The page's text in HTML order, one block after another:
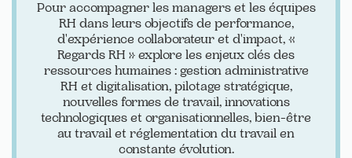
Pour accompagner les managers et les équipes
RH dans leurs objectifs de performance,
d'expérience collaborateur et d'impact, «
Regards RH » explore les enjeux clés des
ressources humaines : gestion administrative
RH et digitalisation, pilotage stratégique,
nouvelles formes de travail, innovations
technologiques et organisationnelles, bien-être
au travail et réglementation du travail en
constante évolution.